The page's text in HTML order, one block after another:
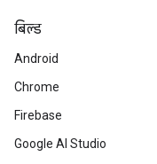
बिल्ड
Android
Chrome
Firebase
Google AI Studio